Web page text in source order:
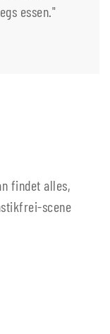
essen."
findet alles,
scene